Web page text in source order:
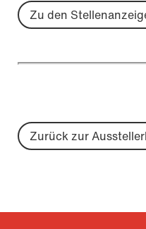
Zu den
Zurück zur